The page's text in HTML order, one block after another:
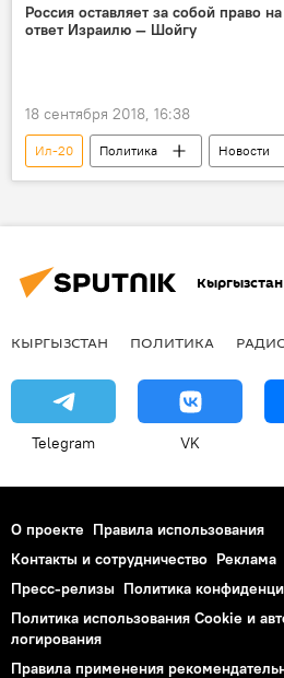
ПВО
провокация
Россия оставляет за собой право на
ответ Израилю — Шойгу
18 сентября 2018, 16:38
Ил-20 Политика
Новости
В мире
Происшествия
Россия
Кыргызстан
КЫРГЫЗСТАН ПОЛИТИКА
Telegram VK
О проекте Правила использования
Контакты и сотрудничество Реклама
Пресс-релизы Политика
Политика использования Cookie и
логирования
Правила применения